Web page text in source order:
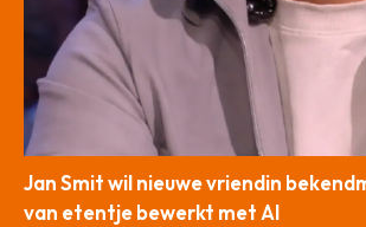
Jan Smit wil nieuwe vriendin
van etentje bewerkt met AI